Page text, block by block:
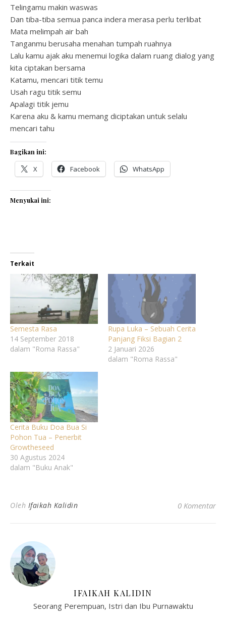
Telingamu makin waswas
Dan tiba-tiba semua panca indera merasa perlu terlibat
Mata melimpah air bah
Tanganmu berusaha menahan tumpah ruahnya
Lalu kamu ajak aku menemui logika dalam ruang dialog yang
kita ciptakan bersama
Katamu, mencari titik temu
Usah ragu titik semu
Apalagi titik jemu
Karena aku & kamu memang diciptakan untuk selalu
mencari tahu
Bagikan ini:
X Facebook WhatsApp
Menyukai ini:
Terkait
Semesta Rasa
14 September 2018
dalam "Roma Rassa"
Rupa Luka – Sebuah Cerita
Panjang Fiksi Bagian 2
2 Januari 2026
dalam "Roma Rassa"
Cerita Buku Doa Bua Si
Pohon Tua – Penerbit
Growtheseed
30 Agustus 2024
dalam "Buku Anak"
Oleh Ifaikah Kalidin 0 Komentar
IFAIKAH KALIDIN
Seorang Perempuan, Istri dan Ibu Purnawaktu